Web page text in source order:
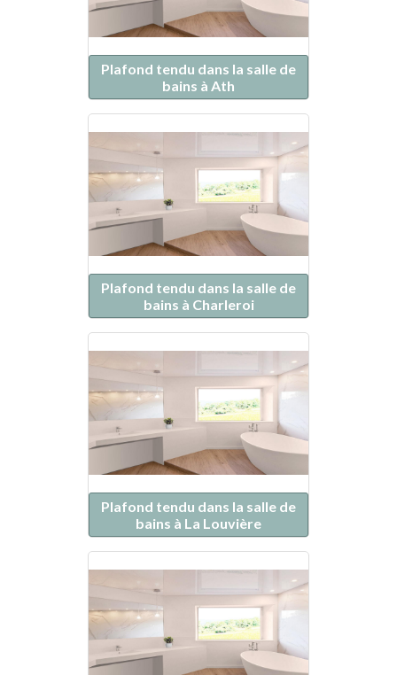
Plafond tendu dans la salle de
bains à Ath
Plafond tendu dans la salle de
bains à Charleroi
Plafond tendu dans la salle de
bains à La Louvière